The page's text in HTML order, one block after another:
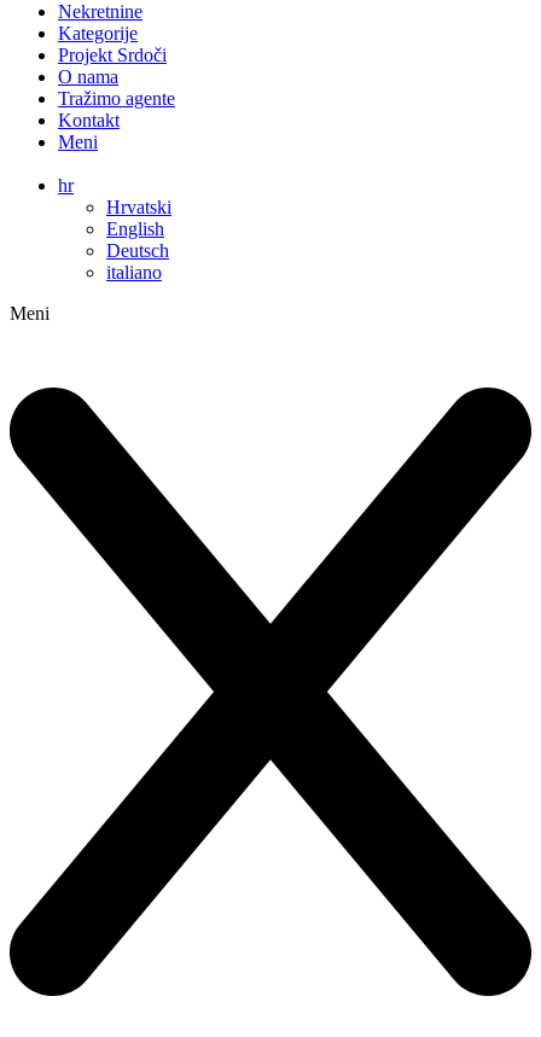
Nekretnine
Kategorije
Projekt Srdoči
O nama
Tražimo agente
Kontakt
Meni
hr
Hrvatski
English
Deutsch
italiano
Meni